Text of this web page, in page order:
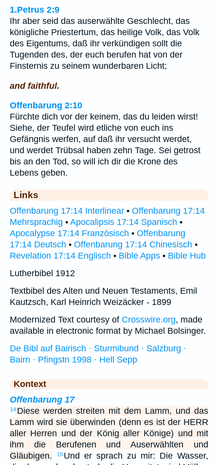
1.Petrus 2:9
Ihr aber seid das auserwählte Geschlecht, das
königliche Priestertum, das heilige Volk, das Volk
des Eigentums, daß ihr verkündigen sollt die
Tugenden des, der euch berufen hat von der
Finsternis zu seinem wunderbaren Licht;
and faithful.
Offenbarung 2:10
Fürchte dich vor der keinem, das du leiden wirst!
Siehe, der Teufel wird etliche von euch ins
Gefängnis werfen, auf daß ihr versucht werdet,
und werdet Trübsal haben zehn Tage. Sei getrost
bis an den Tod, so will ich dir die Krone des
Lebens geben.
Links
Offenbarung 17:14 Interlinear • Offenbarung 17:14
Mehrsprachig • Apocalipsis 17:14 Spanisch •
Apocalypse 17:14 Französisch • Offenbarung
17:14 Deutsch • Offenbarung 17:14 Chinesisch •
Revelation 17:14 Englisch • Bible Apps • Bible Hub
Lutherbibel 1912
Textbibel des Alten und Neuen Testaments, Emil
Kautzsch, Karl Heinrich Weizäcker - 1899
Modernized Text courtesy of Crosswire.org, made
available in electronic format by Michael Bolsinger.
De Bibl auf Bairisch · Sturmibund · Salzburg ·
Bairn · Pfingstn 1998 · Hell Sepp
Kontext
Offenbarung 17
14 Diese werden streiten mit dem Lamm, und das
Lamm wird sie überwinden (denn es ist der HERR
aller Herren und der König aller Könige) und mit
ihm die Berufenen und Auserwählten und
Gläubigen.
15 Und er sprach zu mir: Die Wasser,